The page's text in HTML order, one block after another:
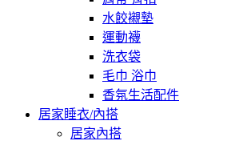
水餃襯墊
運動襪
洗衣袋
毛巾 浴巾
香氛生活配件
居家睡衣/內搭
居家內搭